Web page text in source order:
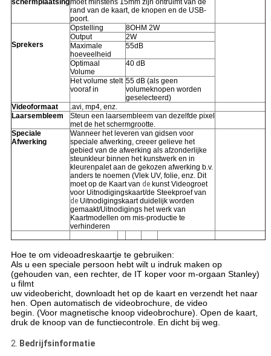
schermplaatsingmoet minstens 15mm zijn ontruimt van de
rand van de kaart, de knopen en de USB-
poort.
Sprekers
Opstelling
8OHM 2W
Output
2W
Maximale
hoeveelheid
55dB
Optimaal
Volume
40 dB
Het volume stelt
vooraf in
55 dB (als geen
volumeknopen worden
geselecteerd)
Videoformaat
.avi, mp4, enz.
Laarsembleem
Steun een laarsembleem van dezelfde pixel
met de het schermgrootte.
Speciale
Afwerking
Wanneer het leveren van gidsen voor
speciale afwerking, creeer gelieve het
gebied van de afwerking als afzonderlijke
steunkleur binnen het kunstwerk en in
kleurenpalet aan de gekozen afwerking b.v.
anders te noemen (Vlek UV, folie, enz. Dit
moet op de Kaart van de kunst Videogroet
voor Uitnodigingskaart/de Steekproef van
de Uitnodigingskaart duidelijk worden
gemaakt/Uitnodigings het werk van
Kaartmodellen om mis-productie te
verhinderen
Hoe te om videoadreskaartje te gebruiken:
Als u een speciale persoon hebt wilt u indruk maken op
(gehouden van, een rechter, de IT koper voor m-orgaan Stanley)
u filmt
uw videobericht, downloadt het op de kaart en verzendt het naar
hen. Open automatisch de videobrochure, de video
begin. (Voor magnetische knoop videobrochure). Open de kaart,
druk de knoop van de functiecontrole. En dicht bij weg.
2. Bedrijfsinformatie